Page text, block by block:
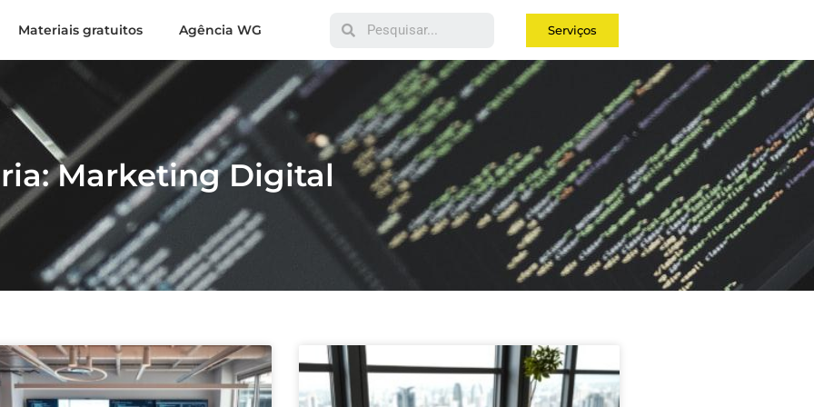
Materiais gratuitos Agência WG Serviços
Marketing Digital